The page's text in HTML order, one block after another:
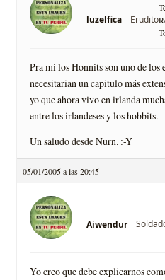
luzelfica Erudito
Pra mi los Honnits son uno de los
necesitarian un capitulo más
yo que ahora vivo en irlanda
entre los irlandeses y los hobbits.
Un saludo desde Nurn. :-Y
05/01/2005 a las 20:45
Aiwendur
Yo creo que debe explicarnos